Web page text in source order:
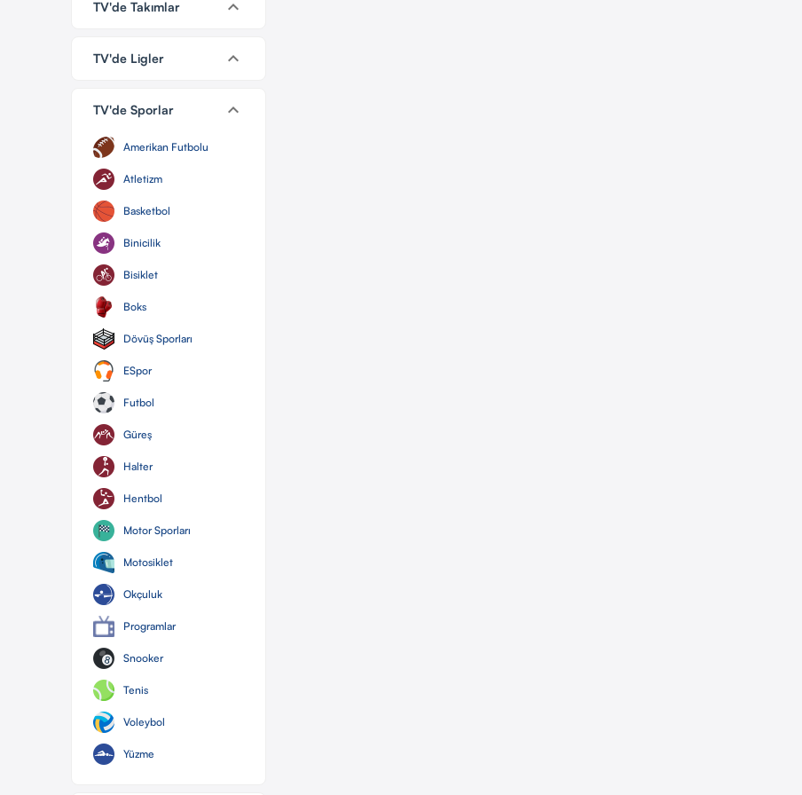
TV'de Takımlar keyboard_arrow_down
TV'de Ligler keyboard_arrow_down
TV'de Sporlar keyboard_arrow_down
Amerikan Futbolu
Atletizm
Basketbol
Binicilik
Bisiklet
Boks
Dövüş Sporları
ESpor
Futbol
Güreş
Halter
Hentbol
Motor Sporları
Motosiklet
Okçuluk
Programlar
Snooker
Tenis
Voleybol
Yüzme